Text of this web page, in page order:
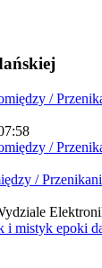
/
i mistyk epoki